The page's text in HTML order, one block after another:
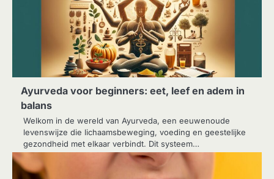
Ayurveda voor beginners: eet, leef en adem in
balans
Welkom in de wereld van Ayurveda, een eeuwenoude
levenswijze die lichaamsbeweging, voeding en geestelijke
gezondheid met elkaar verbindt. Dit systeem…